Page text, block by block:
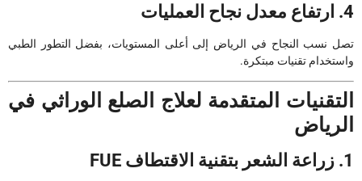
4. ارتفاع معدل نجاح العمليات
تصل نسب النجاح في الرياض إلى أعلى المستويات، بفضل التطور الطبي
واستخدام تقنيات مبتكرة.
التقنيات المتقدمة لعلاج الصلع الوراثي في
الرياض
1. زراعة الشعر بتقنية الاقتطاف FUE